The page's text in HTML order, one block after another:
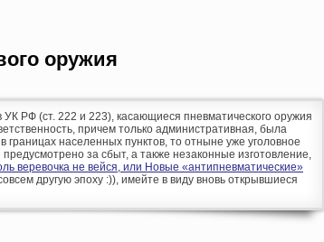
оружия
УК РФ (ст. 222 и 223), касающиеся пневматического оружия
причем только административная, была
населенных пунктов, то отныне уже уголовное
за сбыт, а также незаконные изготовление,
веревочка не вейся, или Новые «антипневматические»
другую эпоху :)), имейте в виду вновь открывшиеся